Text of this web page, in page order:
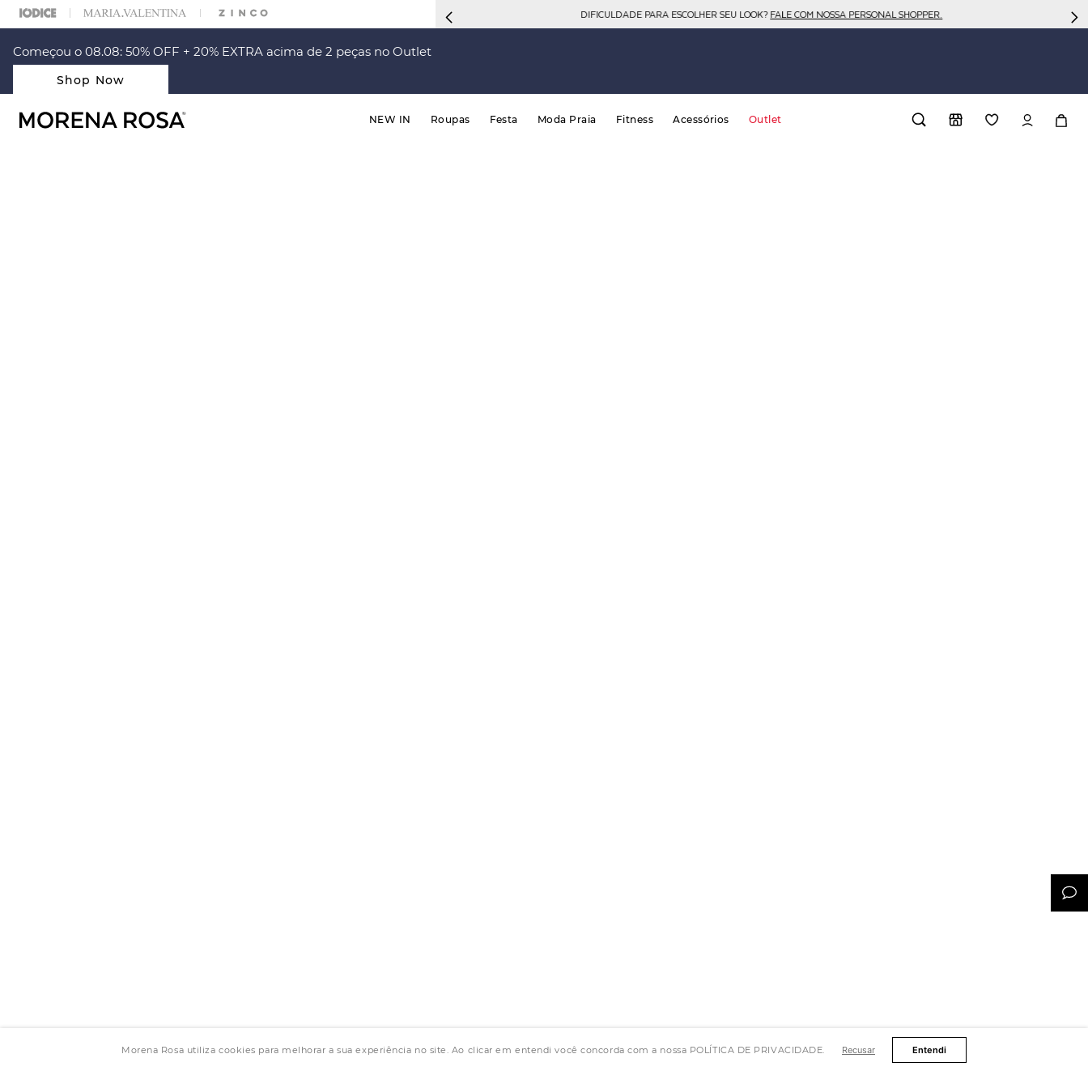
Morena Rosa utiliza cookies para melhorar a sua experiência no site. Ao clicar em entendi você concorda com a nossa POLÍTICA DE PRIVACIDADE. Recusar Entendi
OFF NA SUA 1° COMPRA USANDO O CUPOM: PRIMEIRAMR DIFICULDADE PARA ESCOLHER SEU LOOK?FALE COM NOSSA PERSONAL SHOPPER.
Começou o 08.08: 50% OFF + 20% EXTRA acima de 2 peças no Outlet
Shop Now
NEW IN Roupas Festa Moda Praia Fitness Acessórios Outlet